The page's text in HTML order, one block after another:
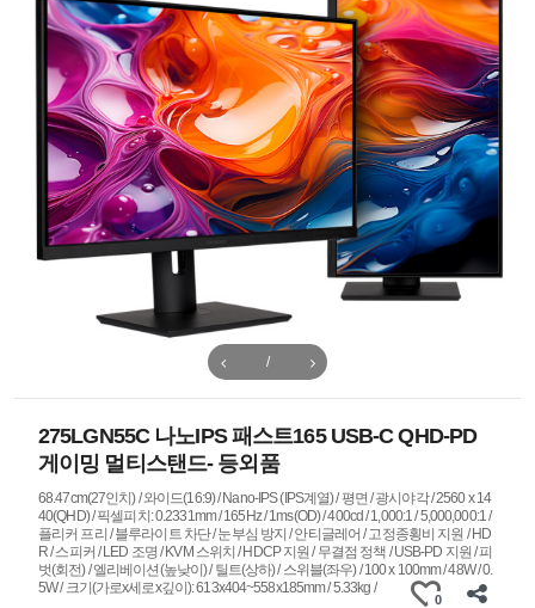
/
275LGN55C 나노IPS 패스트165 USB-C QHD-PD
게이밍 멀티스탠드- 등외품
68.47cm(27인치) / 와이드(16:9) / Nano-IPS (IPS계열) / 평면 / 광시야각 / 2560 x 14
40(QHD) / 픽셀피치: 0.2331mm / 165Hz / 1ms(OD) / 400cd / 1,000:1 / 5,000,000:1 /
플리커 프리 / 블루라이트 차단 / 눈부심 방지 / 안티글레어 / 고정종횡비 지원 / HD
R / 스피커 / LED 조명 / KVM 스위치 / HDCP 지원 / 무결점 정책 / USB-PD 지원 / 피
벗(회전) / 엘리베이션(높낮이) / 틸트(상하) / 스위블(좌우) / 100 x 100mm / 48W / 0.
5W / 크기(가로x세로x깊이): 613x404~558x185mm / 5.33kg /
0